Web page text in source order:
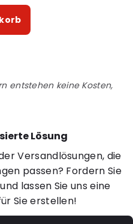
entstehen keine Kosten,
Lösung
Versandlösungen, die
passen? Fordern Sie
lassen Sie uns eine
Sie erstellen!